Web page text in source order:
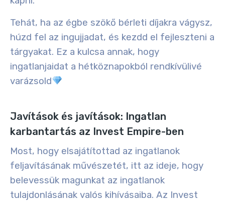
Tehát, ha az égbe szökő bérleti díjakra vágysz,
húzd fel az ingujjadat, és kezdd el fejleszteni a
tárgyakat. Ez a kulcsa annak, hogy
ingatlanjaidat a hétköznapokból rendkívülivé
varázsold
Javítások és javítások: Ingatlan
karbantartás az Invest Empire-ben
Most, hogy elsajátítottad az ingatlanok
feljavításának művészetét, itt az ideje, hogy
belevessük magunkat az ingatlanok
tulajdonlásának valós kihívásaiba. Az Invest